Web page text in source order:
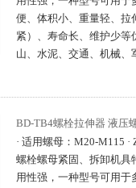
便、体积小、重量轻、拉
紧）、寿命长、维护少
山、水泥、交通、机械、
BD-TB4螺栓拉伸器 液压
· 适用螺母：M20-M115
螺栓螺母紧固、拆卸机具
用性强，一种型号可用于